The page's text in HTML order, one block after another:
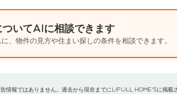
ついてAIに相談できます
、物件の見方や住まい探しの条件を相談できます。
情報ではありません。過去から現在までにLIFULL HOME'Sに掲